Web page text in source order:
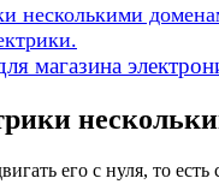
несколькими
магазина
его с нуля, то